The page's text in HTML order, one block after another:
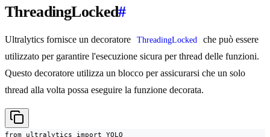
ThreadingLocked#
Ultralytics fornisce un decoratore ThreadingLocked
che può essere
utilizzato per garantire l'esecuzione sicura per thread delle funzioni.
Questo decoratore utilizza un blocco per assicurarsi che un solo
thread alla volta possa eseguire la funzione decorata.
from ultralytics import YOLO